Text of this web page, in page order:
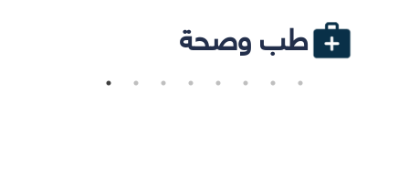
طب وصحة